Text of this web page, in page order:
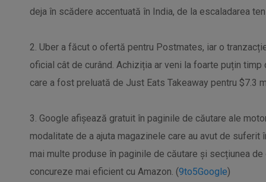
deja în scădere accentuată în India, de la escaladarea
2. Uber a făcut o ofertă pentru Postmates, iar o
oficial cât de curând. Achiziția ar veni la foarte puțin timp
care a fost preluată de Just Eats Takeaway pentru $7.3
3. Google afișează gratuit în paginile de căutare ale
modalitate de a ajuta magazinele care au avut de suferit
mai multe produse în paginile de căutare și secțiunea
concureze mai eficient cu Amazon. (9to5Google)